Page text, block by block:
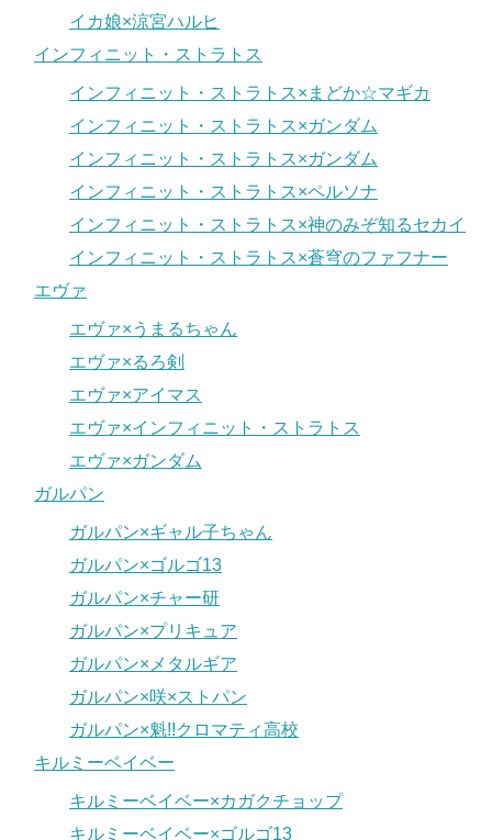
イカ娘×涼宮ハルヒ
インフィニット・ストラトス
インフィニット・ストラトス×まどか☆マギカ
インフィニット・ストラトス×ガンダム
インフィニット・ストラトス×ガンダム
インフィニット・ストラトス×ペルソナ
インフィニット・ストラトス×神のみぞ知るセカイ
インフィニット・ストラトス×蒼穹のファフナー
エヴァ
エヴァ×うまるちゃん
エヴァ×るろ剣
エヴァ×アイマス
エヴァ×インフィニット・ストラトス
エヴァ×ガンダム
ガルパン
ガルパン×ギャル子ちゃん
ガルパン×ゴルゴ13
ガルパン×チャー研
ガルパン×プリキュア
ガルパン×メタルギア
ガルパン×咲×ストパン
ガルパン×魁!!クロマティ高校
キルミーベイベー
キルミーベイベー×カガクチョップ
キルミーベイベー×ゴルゴ13